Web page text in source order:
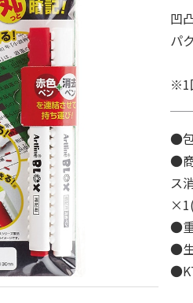
凹
パ
※1
●
●
ス
●
●